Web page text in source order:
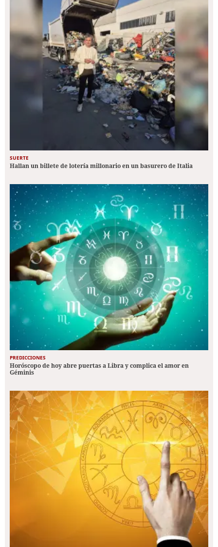
SUERTE
Hallan un billete de lotería millonario en un basurero de Italia
PREDICCIONES
Horóscopo de hoy abre puertas a Libra y complica el amor en
Géminis